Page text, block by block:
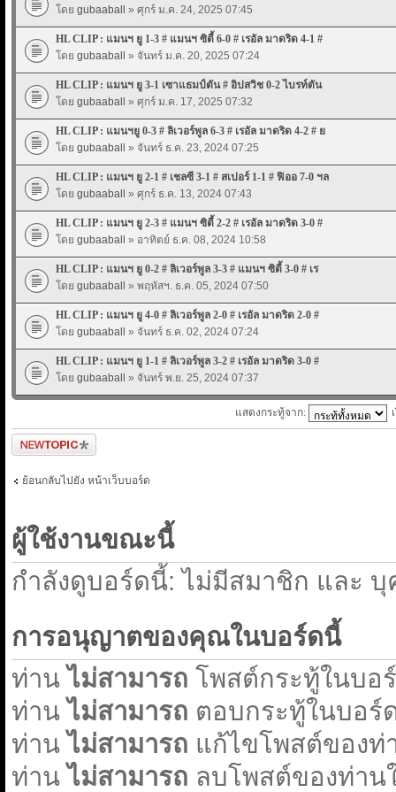
โดย gubaaball » ศุกร์ ม.ค. 24, 2025 07:45
HL CLIP : แมนฯ ยู 1-3 # แมนฯ ซิตี้ 6-0 # เรอัล มาดริด 4-1 #
โดย gubaaball » จันทร์ ม.ค. 20, 2025 07:24
HL CLIP : แมนฯ ยู 3-1 เซาแธมป์ตัน # อิปสวิช 0-2 ไบรท์ตัน
โดย gubaaball » ศุกร์ ม.ค. 17, 2025 07:32
HL CLIP : แมนฯยู 0-3 # ลิเวอร์พูล 6-3 # เรอัล มาดริด 4-2 # ย
โดย gubaaball » จันทร์ ธ.ค. 23, 2024 07:25
HL CLIP : แมนฯ ยู 2-1 # เชลซี 3-1 # สเปอร์ 1-1 # ฟิออ 7-0 ฯล
โดย gubaaball » ศุกร์ ธ.ค. 13, 2024 07:43
HL CLIP : แมนฯ ยู 2-3 # แมนฯ ซิตี้ 2-2 # เรอัล มาดริด 3-0 #
โดย gubaaball » อาทิตย์ ธ.ค. 08, 2024 10:58
HL CLIP : แมนฯ ยู 0-2 # ลิเวอร์พูล 3-3 # แมนฯ ซิตี้ 3-0 # เร
โดย gubaaball » พฤหัสฯ. ธ.ค. 05, 2024 07:50
HL CLIP : แมนฯ ยู 4-0 # ลิเวอร์พูล 2-0 # เรอัล มาดริด 2-0 #
โดย gubaaball » จันทร์ ธ.ค. 02, 2024 07:24
HL CLIP : แมนฯ ยู 1-1 # ลิเวอร์พูล 3-2 # เรอัล มาดริด 3-0 #
โดย gubaaball » จันทร์ พ.ย. 25, 2024 07:37
แสดงกระทู้จาก:
ตั้งกระทู้ใหม่
ย้อนกลับไปยัง หน้าเว็บบอร์ด
ผู้ใช้งานขณะนี้
กำลังดูบอร์ดนี้: ไม่มีสมาชิก และ
การอนุญาตของคุณในบอร์ดนี้
ท่านไม่สามารถ โพสต์กระทู้ในบอ
ท่านไม่สามารถ ตอบกระทู้ในบอร์
ท่านไม่สามารถ แก้ไขโพสต์ของท่
ท่านไม่สามารถ ลบโพสต์ของท่าน